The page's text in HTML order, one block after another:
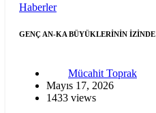
Haberler
GENÇ AN-KA BÜYÜKLERİNİN İZİNDE
Mücahit Toprak
Mayıs 17, 2026
1433 views